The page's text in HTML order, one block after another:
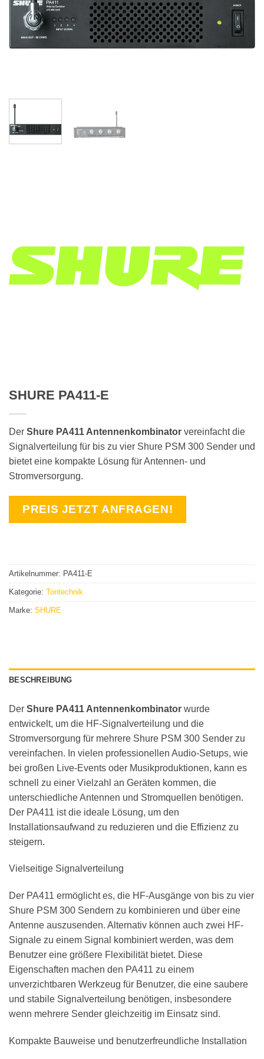
SHURE PA411-E
Der Shure PA411 Antennenkombinator vereinfacht die
Signalverteilung für bis zu vier Shure PSM 300 Sender und
bietet eine kompakte Lösung für Antennen- und
Stromversorgung.
PREIS JETZT ANFRAGEN!
Artikelnummer: PA411-E
Kategorie: Tontechnik
Marke: SHURE
BESCHREIBUNG
Der Shure PA411 Antennenkombinator wurde
entwickelt, um die HF-Signalverteilung und die
Stromversorgung für mehrere Shure PSM 300 Sender zu
vereinfachen. In vielen professionellen Audio-Setups, wie
bei großen Live-Events oder Musikproduktionen, kann es
schnell zu einer Vielzahl an Geräten kommen, die
unterschiedliche Antennen und Stromquellen benötigen.
Der PA411 ist die ideale Lösung, um den
Installationsaufwand zu reduzieren und die Effizienz zu
steigern.
Vielseitige Signalverteilung
Der PA411 ermöglicht es, die HF-Ausgänge von bis zu vier
Shure PSM 300 Sendern zu kombinieren und über eine
Antenne auszusenden. Alternativ können auch zwei HF-
Signale zu einem Signal kombiniert werden, was dem
Benutzer eine größere Flexibilität bietet. Diese
Eigenschaften machen den PA411 zu einem
unverzichtbaren Werkzeug für Benutzer, die eine saubere
und stabile Signalverteilung benötigen, insbesondere
wenn mehrere Sender gleichzeitig im Einsatz sind.
Kompakte Bauweise und benutzerfreundliche Installation